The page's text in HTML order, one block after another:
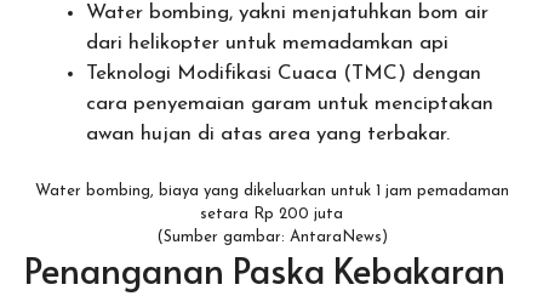
Water bombing, yakni menjatuhkan bom air
dari helikopter untuk memadamkan api
Teknologi Modifikasi Cuaca (TMC) dengan
cara penyemaian garam untuk menciptakan
awan hujan di atas area yang terbakar.
Water bombing, biaya yang dikeluarkan untuk 1 jam pemadaman
setara Rp 200 juta
(Sumber gambar: AntaraNews)
Penanganan Paska Kebakaran